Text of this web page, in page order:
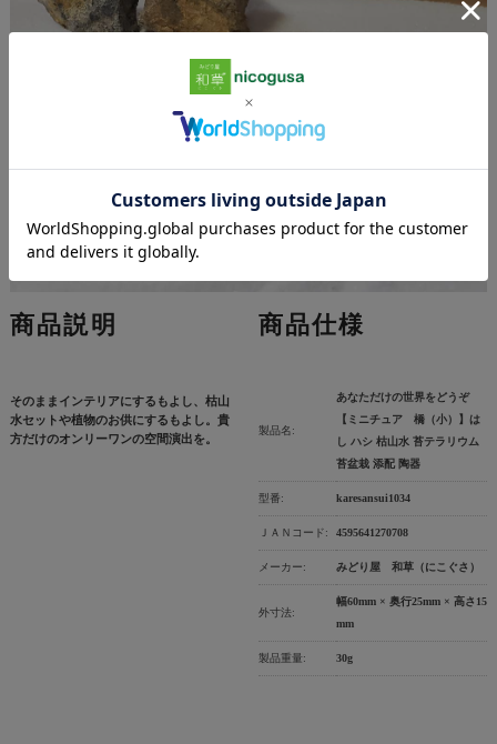
商品説明
そのままインテリアにするもよし、枯山
水セットや植物のお供にするもよし。貴
方だけのオンリーワンの空間演出を。
商品仕様
製品名:
あなただけの世界をどうぞ
【ミニチュア 橋（小）】は
し ハシ 枯山水 苔テラリウム
苔盆栽 添配 陶器
型番: karesansui1034
ＪＡＮコード: 4595641270708
メーカー: みどり屋 和草（にこぐさ）
外寸法:
幅60mm × 奥行25mm × 高さ15
mm
製品重量: 30g